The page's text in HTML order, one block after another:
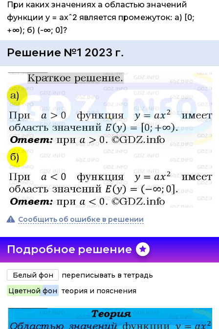
При каких значениях а областью значений
функции у = ахˆ2 является промежуток: а) [0;
+∞); б) (-∞; 0]?
Решение №1 2023 г.
Сообщить об ошибке в решении
Подробное решение
Белый фон
переписывать в тетрадь
Цветной фон теория и пояснения